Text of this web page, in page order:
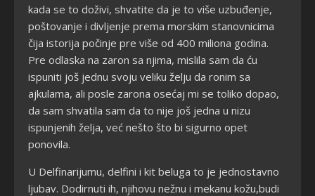
kada se to doživi, shvatite da je to više uzbuđenje,
poštovanje i divljenje prema morskim stanovnicima
čija istorija počinje pre više od 400 miliona godina.
Pre odlaska na zaron sa njima, mislila sam da ću
ispuniti još jednu svoju veliku želju da ronim sa
ajkulama, ali posle zarona osećaj mi se toliko dopao,
da sam shvatila sam da to nije još jedna u nizu
ispunjenih želja, već nešto što bi sigurno opet
ponovila.
U Delfinarijumu, delfini i kit beluga to je jednostavno
ljubav. Dodirnuti ih, njihovu nežnu i mekanu kožu,budi